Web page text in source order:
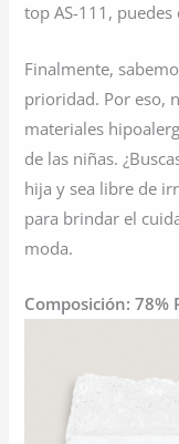
top AS-111,
Finalmente,
prioridad. Por eso,
materiales
de las niñas.
hija y sea libre de
para brindar el
moda.
Composición: 78%